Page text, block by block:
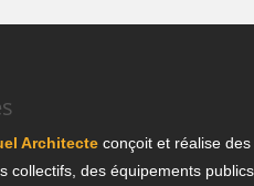
Architecte conçoit et réalise
collectifs, des équipements